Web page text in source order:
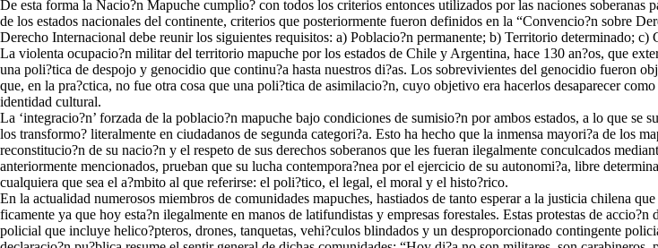
De esta forma la Nacio?n Mapuche cumplio? con todos los criterios entonces utilizados por las naciones
de los estados nacionales del continente, criterios que posteriormente fueron definidos en la “Convencio?n sobre
Derecho Internacional debe reunir los siguientes requisitos: a) Poblacio?n permanente; b) Territorio determinado;
La violenta ocupacio?n militar del territorio mapuche por los estados de Chile y Argentina, hace 130 an?os, que
una poli?tica de despojo y genocidio que continu?a hasta nuestros di?as. Los sobrevivientes del genocidio fueron
que, en la pra?ctica, no fue otra cosa que una poli?tica de asimilacio?n, cuyo objetivo era hacerlos desaparecer
identidad cultural.
La ‘integracio?n’ forzada de la poblacio?n mapuche bajo condiciones de sumisio?n por ambos estados, a lo que
los transformo? literalmente en ciudadanos de segunda categori?a. Esto ha hecho que la inmensa mayori?a de los
reconstitucio?n de su nacio?n y el respeto de sus derechos soberanos que les fueran ilegalmente conculcados
anteriormente mencionados, prueban que su lucha contempora?nea por el ejercicio de su autonomi?a, libre
cualquiera que sea el a?mbito al que referirse: el poli?tico, el legal, el moral y el histo?rico.
En la actualidad numerosos miembros de comunidades mapuches, hastiados de tanto esperar a la justicia chilena
ficamente ya que hoy esta?n ilegalmente en manos de latifundistas y empresas forestales. Estas protestas de
policial que incluye helico?pteros, drones, tanquetas, vehi?culos blindados y un desproporcionado contingente